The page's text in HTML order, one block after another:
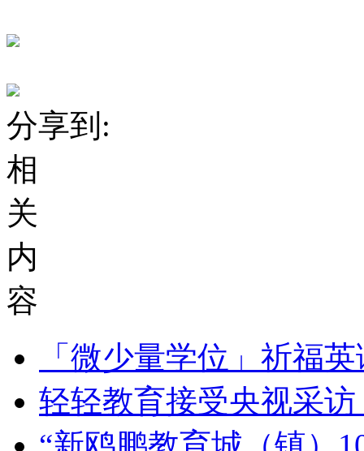
分享到:
相
关
内
容
「微少量学位」祈福
轻轻教育接受央视采